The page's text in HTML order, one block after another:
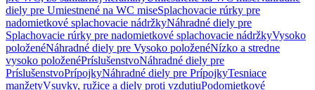
diely pre Umiestnené na WC miseSplachovacie rúrky pre
nadomietkové splachovacie nádržkyNáhradné diely pre
Splachovacie rúrky pre nadomietkové splachovacie nádržkyVysoko
položenéNáhradné diely pre Vysoko položenéNízko a stredne
vysoko položenéPríslušenstvoNáhradné diely pre
PríslušenstvoPrípojkyNáhradné diely pre PrípojkyTesniace
manžetyVsuvky, ružice a diely proti vzdutiuPodomietkové